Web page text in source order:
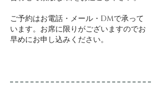
​ご予約はお電話・メール・DMで承って
います。お席に限りがございますのでお
早めにお申し込みください。